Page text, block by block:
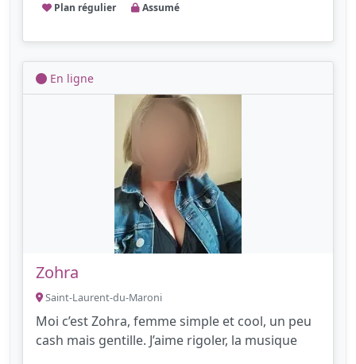
Plan régulier Assumé
En ligne
Zohra
Saint-Laurent-du-Maroni
Moi c’est Zohra, femme simple et cool, un peu
cash mais gentille. J’aime rigoler, la musique